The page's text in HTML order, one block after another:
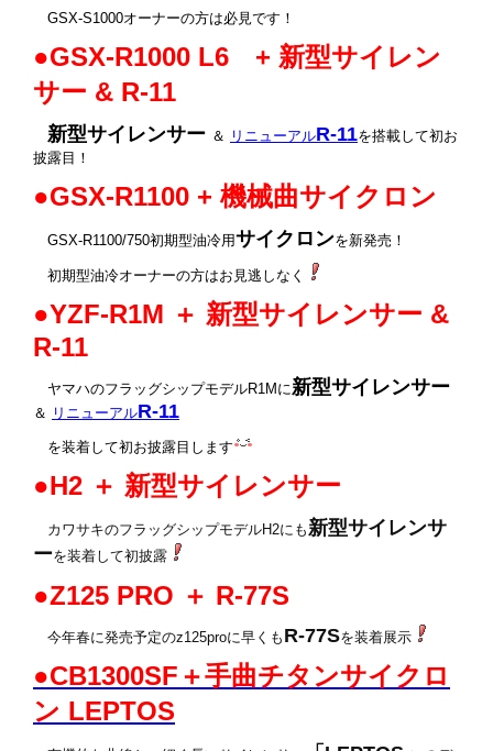
GSX-S1000オーナーの方は必見です！
●GSX-R1000 L6 + 新型サイレン
サー & R-11
新型サイレンサー ＆ リニューアルR-11を搭載して初お
披露目！
●GSX-R1100 + 機械曲サイクロン
GSX-R1100/750初期型油冷用サイクロンを新発売！
初期型油冷オーナーの方はお見逃しなく
●YZF-R1M ＋ 新型サイレンサー &
R-11
ヤマハのフラッグシップモデルR1Mに新型サイレンサー
＆ リニューアルR-11
を装着して初お披露目します
●H2 ＋ 新型サイレンサー
カワサキのフラッグシップモデルH2にも新型サイレンサ
ーを装着して初披露
●Z125 PRO ＋ R-77S
今年春に発売予定のz125proに早くも R-77Sを装着展示
●CB1300SF＋手曲チタンサイクロ
ン LEPTOS